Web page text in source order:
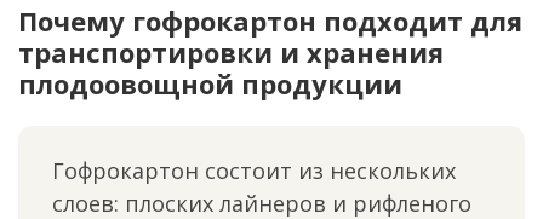
Почему гофрокартон подходит для
транспортировки и хранения
плодоовощной продукции
Гофрокартон состоит из нескольких
слоев: плоских лайнеров и рифленого